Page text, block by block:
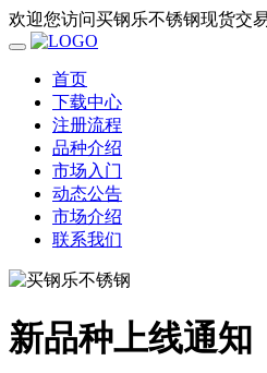
欢迎您访问买钢乐不锈钢现
首页
下载中心
注册流程
品种介绍
市场入门
动态公告
市场介绍
联系我们
新品种上线通知